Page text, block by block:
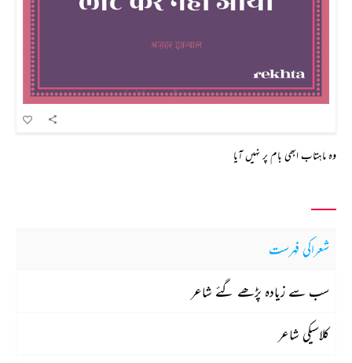
وہ ماہتاب ابھی بام پر نہیں آیا
شعراکی فہرست
سب سے زیادہ پڑھے گئے شاعر
کلاسیکی شاعر